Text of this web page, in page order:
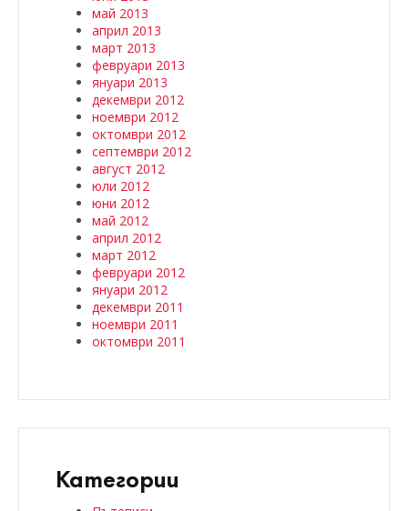
май 2013
април 2013
март 2013
февруари 2013
януари 2013
декември 2012
ноември 2012
октомври 2012
септември 2012
август 2012
юли 2012
юни 2012
май 2012
април 2012
март 2012
февруари 2012
януари 2012
декември 2011
ноември 2011
октомври 2011
Категории